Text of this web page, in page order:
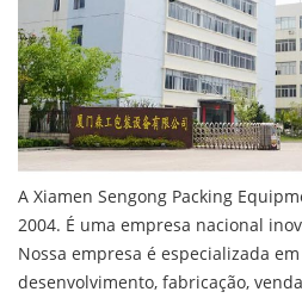
A Xiamen Sengong Packing
2004. É uma empresa nacional
Nossa empresa é especializada
desenvolvimento, fabricação,